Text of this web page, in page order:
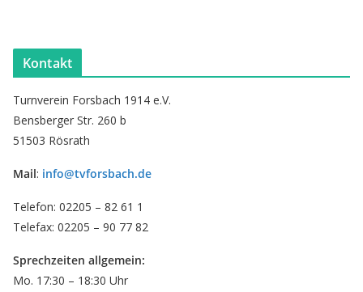
Kontakt
Turnverein Forsbach 1914 e.V.
Bensberger Str. 260 b
51503 Rösrath
Mail: info@tvforsbach.de
Telefon: 02205 – 82 61 1
Telefax: 02205 – 90 77 82
Sprechzeiten allgemein:
Mo. 17:30 – 18:30 Uhr